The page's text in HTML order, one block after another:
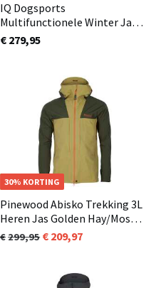
IQ Dogsports
Multifunctionele Winter Jas
Dames 3.0 Olijfgroen
€ 279,95
NIEUW
30% KORTING
Pinewood Abisko Trekking 3L
Heren Jas Golden Hay/Moss
Green (758)
299,95 209,97